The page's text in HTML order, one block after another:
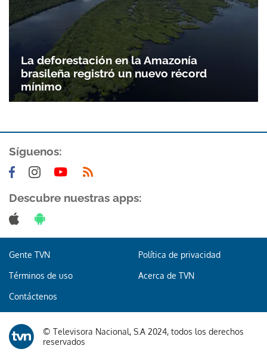
La deforestación en la Amazonía
brasileña registró un nuevo récord
mínimo
Síguenos:
Descubre nuestras apps:
Gente TVN Política de privacidad
Términos de uso Acerca de TVN
Contáctenos
© Televisora Nacional, S.A 2024, todos los derechos
reservados